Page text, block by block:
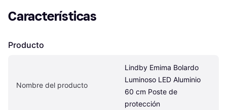
Características
Producto
Nombre del producto
Lindby Emima Bolardo
Luminoso LED Aluminio
60 cm Poste de
protección